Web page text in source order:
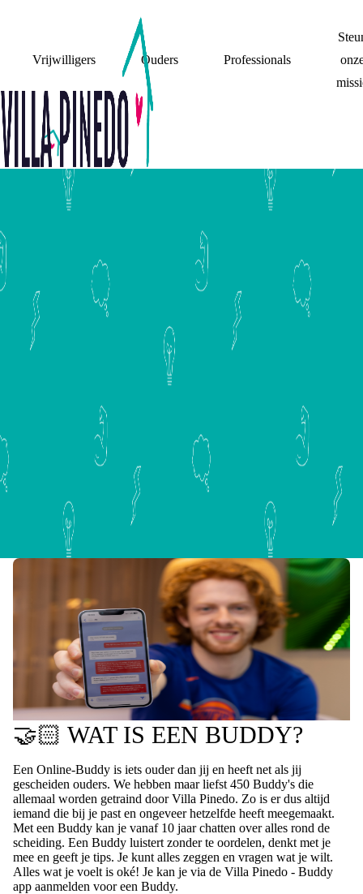
Vrijwilligers Ouders Professionals
APP MET EEN
BUDDY
Als je ouders uit elkaar willen, gaan of (al een tijd) zijn,
dat. Met jouw eigen Buddy. Wil jij ook een Buddy? Meld
je nu gelijk aan!
🤝🏻 WAT IS EEN BUDDY?
Een Online-Buddy is iets ouder dan jij en heeft net als jij
gescheiden ouders. We hebben maar liefst 450 Buddy's die
allemaal worden getraind door Villa Pinedo. Zo is er dus altijd
iemand die bij je past en ongeveer hetzelfde heeft meegemaakt.
Met een Buddy kan je vanaf 10 jaar chatten over alles rond de
scheiding. Een Buddy luistert zonder te oordelen, denkt met je
mee en geeft je tips. Je kunt alles zeggen en vragen wat je wilt.
Alles wat je voelt is oké! Je kan je via de Villa Pinedo - Buddy
app aanmelden voor een Buddy.